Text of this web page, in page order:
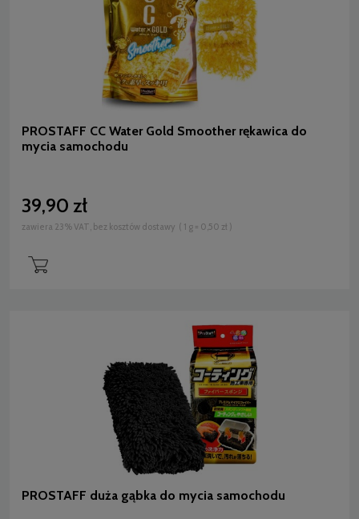
PROSTAFF CC Water Gold Smoother rękawica do
mycia samochodu
39,90 zł
zawiera 23% VAT, bez kosztów dostawy ( 1 g = 0,50 zł )
PROSTAFF duża gąbka do mycia samochodu